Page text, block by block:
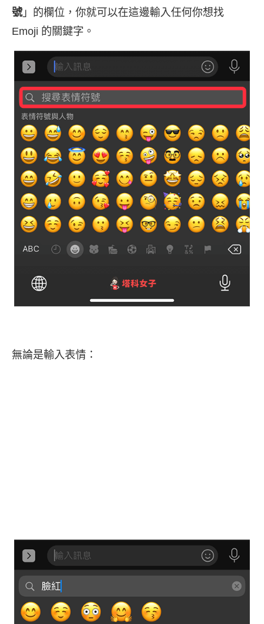
號」的欄位，你就可以在這邊輸入任何你想找
Emoji 的關鍵字。
無論是輸入表情：